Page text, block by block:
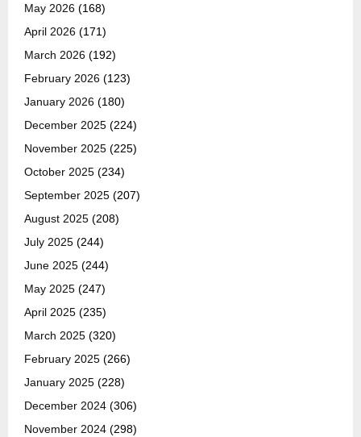
May 2026 (168)
April 2026 (171)
March 2026 (192)
February 2026 (123)
January 2026 (180)
December 2025 (224)
November 2025 (225)
October 2025 (234)
September 2025 (207)
August 2025 (208)
July 2025 (244)
June 2025 (244)
May 2025 (247)
April 2025 (235)
March 2025 (320)
February 2025 (266)
January 2025 (228)
December 2024 (306)
November 2024 (298)